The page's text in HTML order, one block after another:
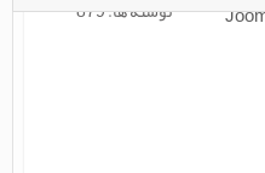
نوشته ها: 879